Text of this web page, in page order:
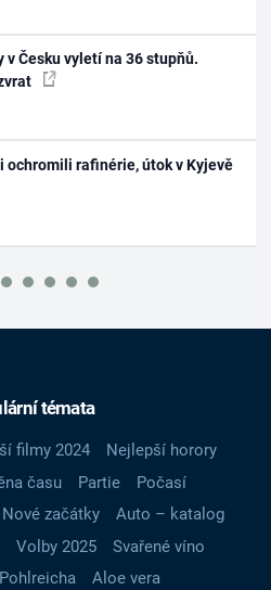
Česku vyletí na 36 stupňů.
ochromili rafinérie, útok v Kyjevě
témata
filmy 2024
Nejlepší horory
času Partie
Počasí
Nové začátky
Auto – katalog
Volby 2025
Svařené víno
Aloe vera